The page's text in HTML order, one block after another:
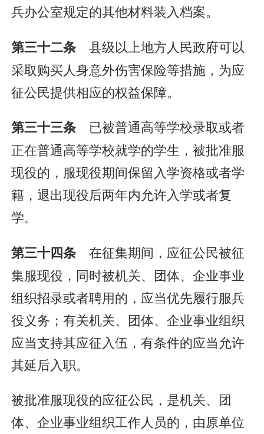
兵办公室规定的其他材料装入档案。
第三十二条 县级以上地方人民政府可以
采取购买人身意外伤害保险等措施，为应
征公民提供相应的权益保障。
第三十三条 已被普通高等学校录取或者
正在普通高等学校就学的学生，被批准服
现役的，服现役期间保留入学资格或者学
籍，退出现役后两年内允许入学或者复
学。
第三十四条 在征集期间，应征公民被征
集服现役，同时被机关、团体、企业事业
组织招录或者聘用的，应当优先履行服兵
役义务；有关机关、团体、企业事业组织
应当支持其应征入伍，有条件的应当允许
其延后入职。
被批准服现役的应征公民，是机关、团
体、企业事业组织工作人员的，由原单位